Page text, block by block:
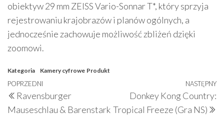
obiektyw 29 mm ZEISS Vario-Sonnar T*, który sprzyja
rejestrowaniu krajobrazów i planów ogólnych, a
jednocześnie zachowuje możliwość zbliżeń dzięki
zoomowi.
Kategoria Kamery cyfrowe Produkt
Nawigacja
wpisu
Poprzedni
wpis
POPRZEDNI
Ravensburger
Mauseschlau & Barenstark
NASTĘPNY
Donkey Kong Country:
Tropical Freeze (Gra NS)